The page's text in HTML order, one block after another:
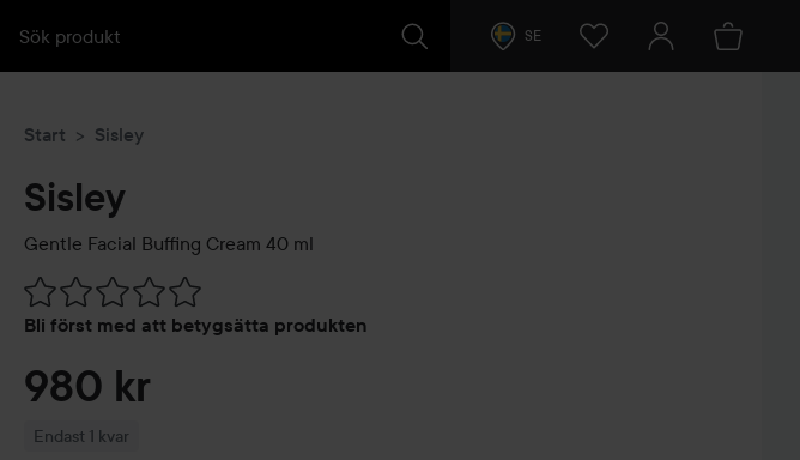
SE
Start Sisley
Sisley
Gentle Facial Buffing Cream 40 ml
Bli först med att betygsätta produkten
Hoppa till Betyg & kommentarer
980 kr
Endast 1 kvar